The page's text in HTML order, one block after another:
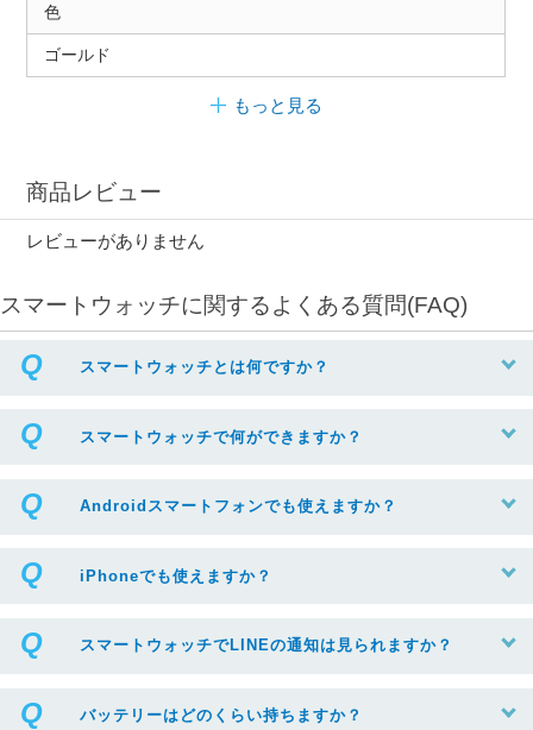
色
ゴールド
もっと見る
商品レビュー
レビューがありません
スマートウォッチに関するよくある質問(FAQ)
スマートウォッチとは何ですか？
スマートウォッチで何ができますか？
Androidスマートフォンでも使えますか？
iPhoneでも使えますか？
スマートウォッチでLINEの通知は見られますか？
バッテリーはどのくらい持ちますか？